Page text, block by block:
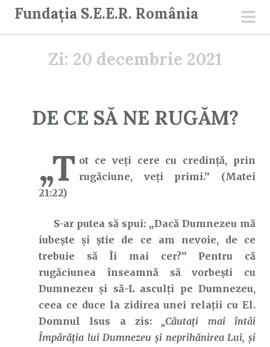
Fundația S.E.E.R. România
Zi: 20 decembrie 2021
DE CE SĂ NE RUGĂM?
„T ot ce veţi cere cu credinţă, prin
rugăciune, veţi primi.” (Matei
21:22)
S-ar putea să spui: „Dacă Dumnezeu mă
iubește și știe de ce am nevoie, de ce
trebuie să Îi mai cer?” Pentru că
rugăciunea înseamnă să vorbești cu
Dumnezeu și să-L asculți pe Dumnezeu,
ceea ce duce la zidirea unei relații cu El.
Domnul Isus a zis: „Căutaţi mai întâi
Împărăţia lui Dumnezeu şi neprihănirea Lui, şi